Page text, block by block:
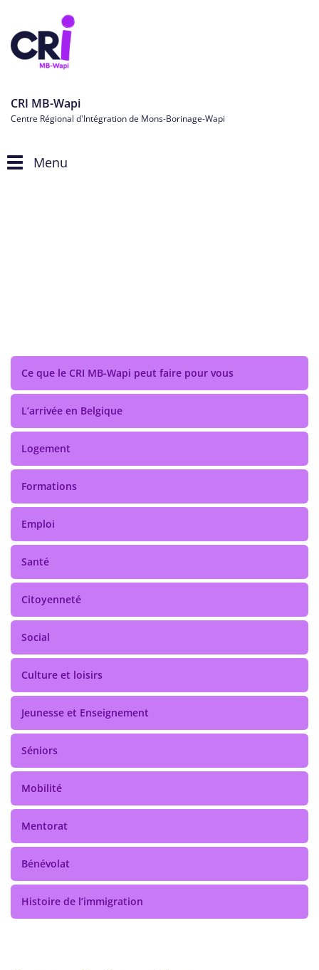
CRI MB-Wapi
Centre Régional d'Intégration de Mons-Borinage-Wapi
ToggleMenu
Ce que le CRI MB-Wapi peut faire pour vous
L’arrivée en Belgique
Logement
Formations
Emploi
Santé
Citoyenneté
Social
Culture et loisirs
Jeunesse et Enseignement
Séniors
Mobilité
Mentorat
Bénévolat
Histoire de l’immigration